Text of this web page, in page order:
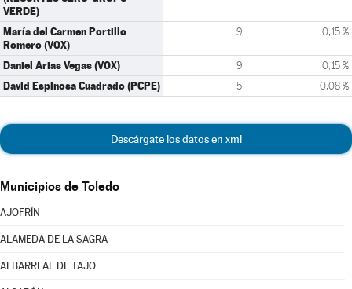
VERDE)
María del Carmen Portillo
Romero (VOX)
9 0,15 %
Daniel Arias Vegas (VOX) 9 0,15 %
David Espinosa Cuadrado (PCPE) 5 0,08 %
Descárgate los datos en xml
Municipios de Toledo
AJOFRÍN
ALAMEDA DE LA SAGRA
ALBARREAL DE TAJO